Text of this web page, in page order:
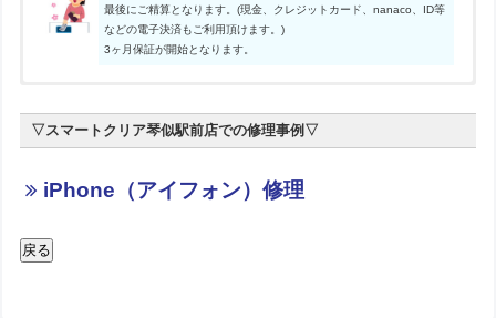
最後にご精算となります。(現金、クレジットカード、nanaco、ID等
などの電子決済もご利用頂けます。)
3ヶ月保証が開始となります。
1. お電話・メールにてご相談、WEB予約
メール・お電話どちらでもご予約承ります。
メールでのご予約は、ご希望店舗からご郵送修理のWEB予約フォー
▽スマートクリア琴似駅前店での修理事例▽
iPhone（アイフォン）修理